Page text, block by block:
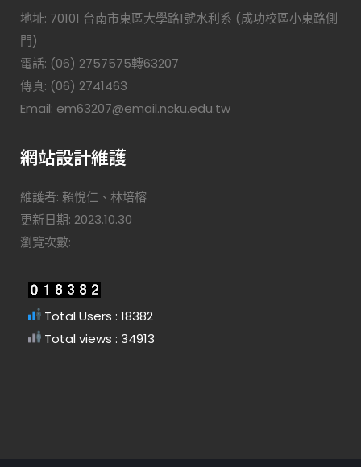
地址: 70101 台南市東區大學路1號水利系 (成功校區小東路側
門)
電話: (06) 2757575轉63207
傳真: (06) 2741463
Email: em63207@email.ncku.edu.tw
網站設計維護
維護者: 賴悅仁、林培榕
更新日期: 2023.10.30
瀏覽次數:
Total Users : 18382
Total views : 34913